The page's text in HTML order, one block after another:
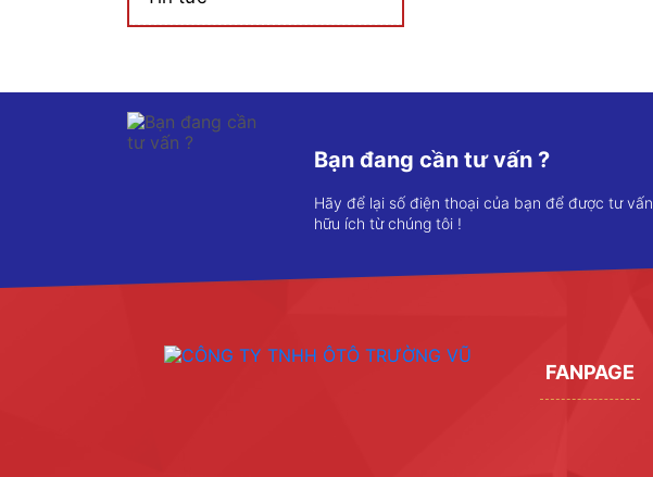
Bạn đang cần tư vấn ?
Hãy để lại số điện thoại của bạn để được tư vấn
hữu ích từ chúng tôi !
FANPAGE